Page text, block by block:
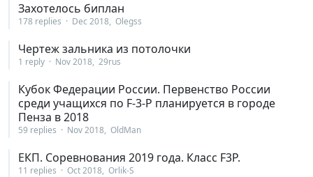
Захотелось биплан
178 replies Dec 2018 Olegss
Чертеж зальника из потолочки
1 reply Nov 2018 29rus
Кубок Федерации России. Первенство России
среди учащихся по F-3-P планируется в городе
Пенза в 2018
59 replies Nov 2018 OldMan
ЕКП. Соревнования 2019 года. Класс F3P.
11 replies Oct 2018 Orlik-S